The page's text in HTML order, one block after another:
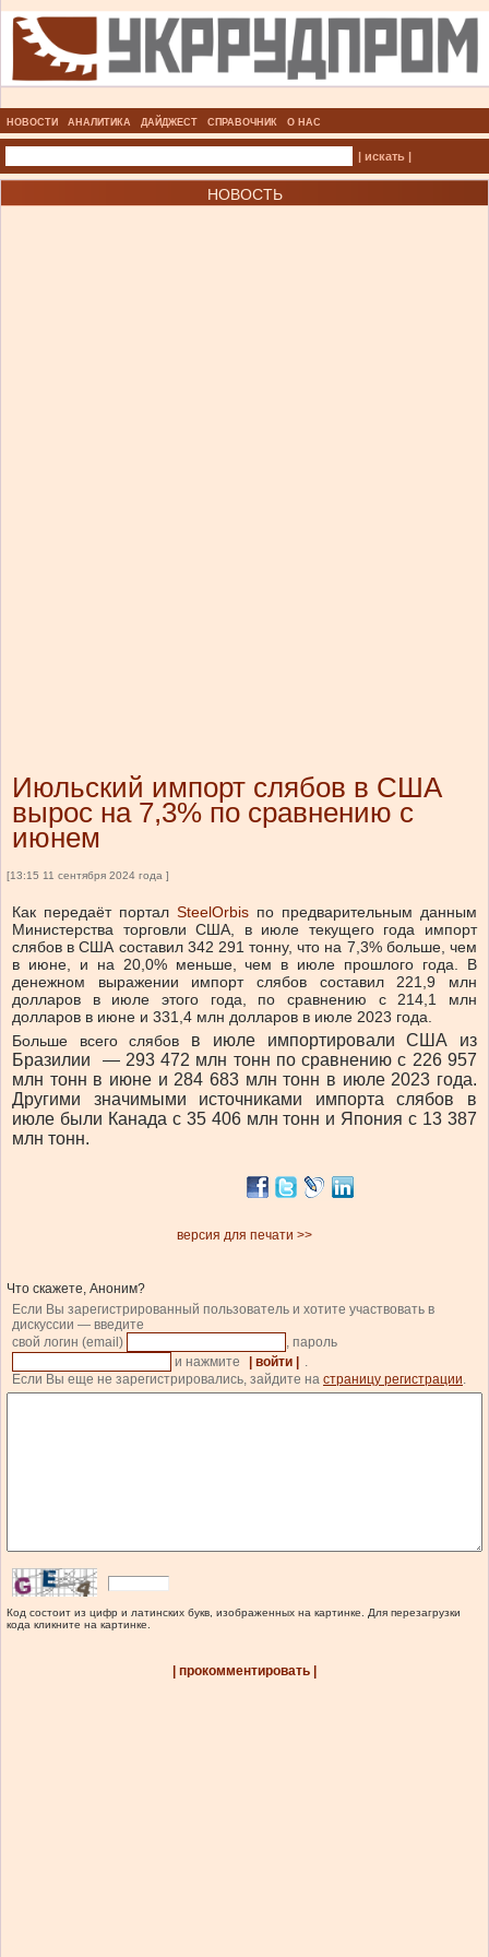
НОВОСТИ АНАЛИТИКА ДАЙДЖЕСТ СПРАВОЧНИК О НАС
| искать |
НОВОСТЬ
Июльский импорт слябов в США
вырос на 7,3% по сравнению с
июнем
[13:15 11 сентября 2024 года ]
Как передаёт портал SteelOrbis по предварительным данным
Министерства торговли США, в июле текущего года импорт
слябов в США составил 342 291 тонну, что на 7,3% больше, чем
в июне, и на 20,0% меньше, чем в июле прошлого года. В
денежном выражении импорт слябов составил 221,9 млн
долларов в июле этого года, по сравнению с 214,1 млн
долларов в июне и 331,4 млн долларов в июле 2023 года.
Больше всего слябов в июле импортировали США из
Бразилии — 293 472 млн тонн по сравнению с 226 957
млн тонн в июне и 284 683 млн тонн в июле 2023 года.
Другими значимыми источниками импорта слябов в
июле были Канада с 35 406 млн тонн и Япония с 13 387
млн тонн.
версия для печати >>
Что скажете, Аноним?
Если Вы зарегистрированный пользователь и хотите участвовать в
дискуссии — введите
свой логин (email)
, пароль
и нажмите
| войти |
.
Если Вы еще не зарегистрировались, зайдите на страницу регистрации.
Код состоит из цифр и латинских букв, изображенных на картинке. Для перезагрузки
кода кликните на картинке.
| прокомментировать |